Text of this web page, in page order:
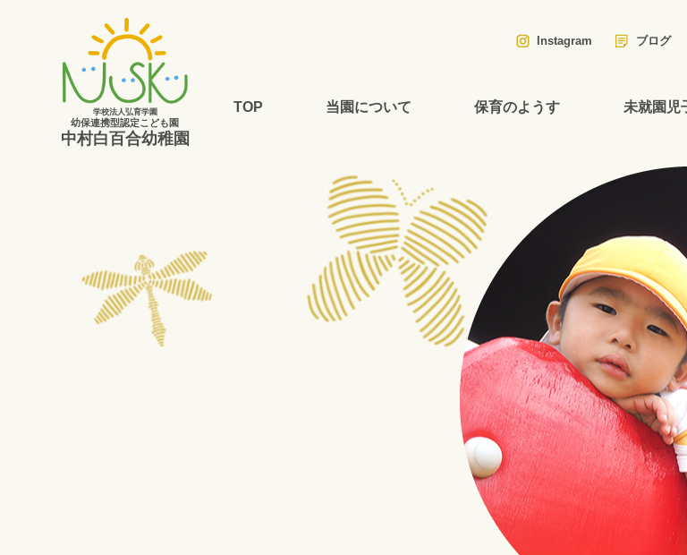
学校法人弘育学園
幼保連携型認定こども園
中村白百合幼稚園
Instagram ブログ
TOP 当園について 保育のようす 未就園児